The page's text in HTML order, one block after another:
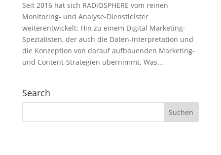
Seit 2016 hat sich RADiOSPHERE vom reinen
Monitoring- und Analyse-Dienstleister
weiterentwickelt: Hin zu einem Digital Marketing-
Spezialisten, der auch die Daten-Interpretation und
die Konzeption von darauf aufbauenden Marketing-
und Content-Strategien übernimmt. Was...
Search